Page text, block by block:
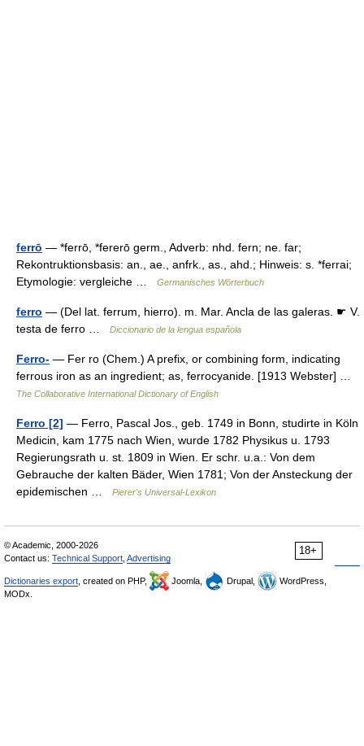
ferrō — *ferrō, *fererō germ., Adverb: nhd. fern; ne. far;
Rekontruktionsbasis: an., ae., anfrk., as., ahd.; Hinweis: s. *ferrai;
Etymologie: vergleiche …
Germanisches Wörterbuch
ferro — (Del lat. ferrum, hierro). m. Mar. Ancla de las galeras. ☛ V.
testa de ferro …
Diccionario de la lengua española
Ferro- — Fer ro (Chem.) A prefix, or combining form, indicating
ferrous iron as an ingredient; as, ferrocyanide. [1913 Webster] …
The Collaborative International Dictionary of English
Ferro [2] — Ferro, Pascal Jos., geb. 1749 in Bonn, studirte in Köln
Medicin, kam 1775 nach Wien, wurde 1782 Physikus u. 1793
Regierungsrath u. st. 1809 in Wien. Er schr. u.a.: Von dem
Gebrauche der kalten Bäder, Wien 1781; Von der Ansteckung der
epidemischen …
Pierer's Universal-Lexikon
18+
© Academic, 2000-2026
Contact us: Technical Support Advertising
Dictionaries export , created on PHP, Joomla, Drupal,
WordPress,
MODx.